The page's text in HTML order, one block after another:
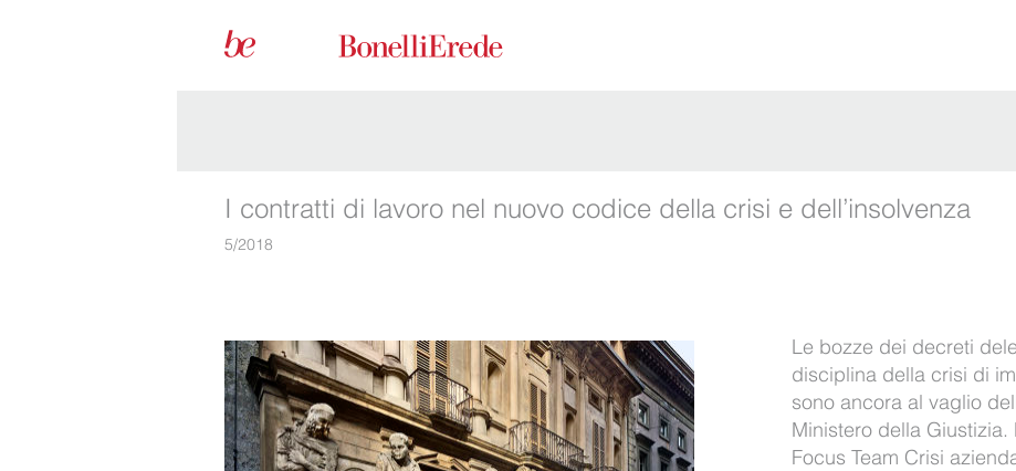
I contratti di lavoro nel nuovo codice della crisi e dell’insolvenza
5/2018
Le bozze dei decreti
disciplina della crisi di
sono ancora al vaglio
Ministero della
Focus Team Crisi